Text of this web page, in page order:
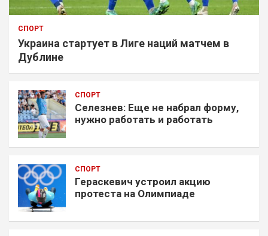
СПОРТ
Украина стартует в Лиге наций матчем в
Дублине
СПОРТ
Селезнев: Еще не набрал форму,
нужно работать и работать
СПОРТ
Гераскевич устроил акцию
протеста на Олимпиаде